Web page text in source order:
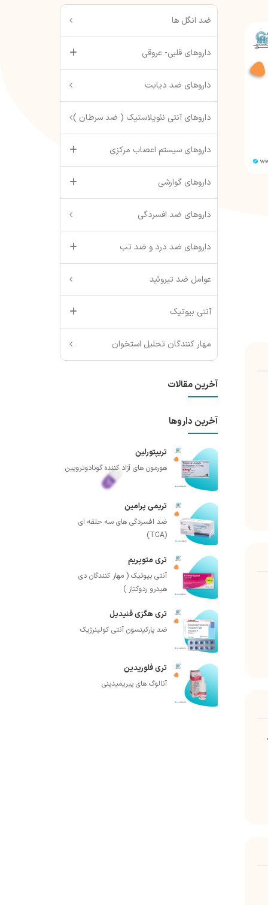
ضد انگل ها
داروهای قلبی- عروقی
داروهای ضد دیابت
داروهای آنتی نئوپلاستیک ( ضد سرطان )
داروهای سیستم اعصاب مرکزی
داروهای گوارشی
داروهای ضد افسردگی
داروهای ضد درد و ضد تب
عوامل ضد تیروئید
آنتی بیوتیک
مهار کنندگان تحلیل استخوان
آخرین مقالات
آخرین داروها
تریپتورلین
هورمون های آزاد کننده گونادوتروپین
تریمی پرامین
ضد افسردگی های سه حلقه ای
(TCA)
تری متوپریم
آنتی بیوتیک ( مهار کنندگان دی
هیدرو ردوکتاز )
تری هگزی فنیدیل
ضد پارکینسون آنتی کولینرژیک
تری فلوریدین
آنالوگ های پیریمیدینی